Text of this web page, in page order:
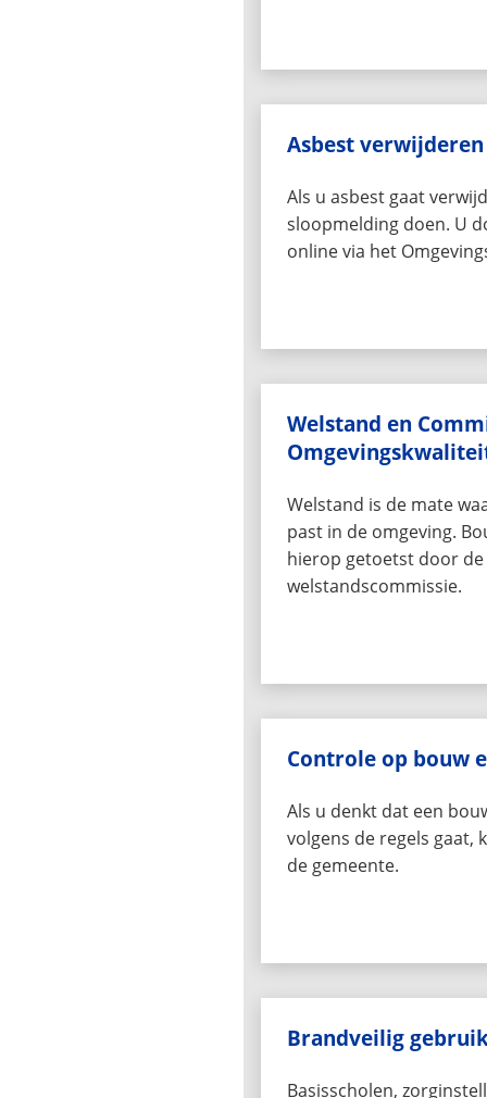
Asbest verwijderen
Als u asbest gaat
sloopmelding doen. U
online via het
Welstand en
Welstand is de mate
past in de omgeving.
hierop getoetst door de
welstandscommissie.
Controle op bouw
Als u denkt dat een
volgens de regels gaat,
de gemeente.
Brandveilig
Basisscholen,